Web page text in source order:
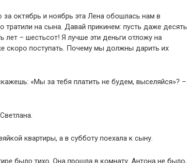
октябрь и ноябрь эта Лена обошлась нам в
на сына. Давай прикинем: пусть даже десять
лет – шестьсот! Я лучше эти деньги отложу на
скоро поступать. Почему мы должны дарить их
«Мы за тебя платить не будем, выселяйся»? –
квартиры, а в субботу поехала к сыну.
было тихо. Она прошла в комнату. Антона не было,